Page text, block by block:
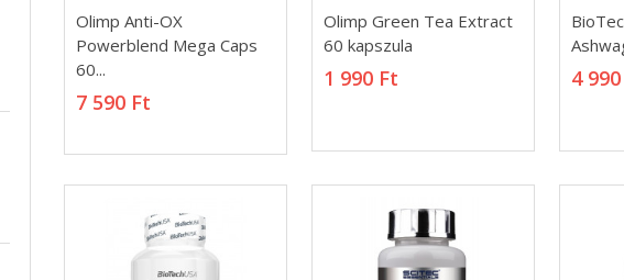
Xtend 420g
9 450 Ft
Xtend 1260g
20 990 Ft
Yippie4 Bar 70g
999 Ft
Xtreme Napalm Pre-
10 890 Ft
Olimp Anti-OX
Powerblend Mega Caps
60...
7 590 Ft
Olimp Anti-OX
Powerblend Mega Caps
60...
7 590 Ft
Olimp Green Tea Extract
60 kapszula
1 990 Ft
Olimp Green Tea Extract
60 kapszula
1 990 Ft 4
4